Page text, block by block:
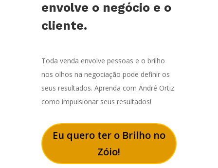
envolve o negócio e o
cliente.
Toda venda envolve pessoas e o brilho
nos olhos na negociação pode definir os
seus resultados. Aprenda com André Ortiz
como impulsionar seus resultados!
Eu quero ter o Brilho no
Zóio!